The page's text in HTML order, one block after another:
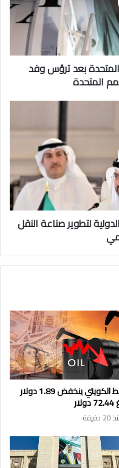
المتحدة بعد ترؤس وفد
المتحدة
لتطوير صناعة النقل
النفط الكويتي ينخفض 1.89 دولار